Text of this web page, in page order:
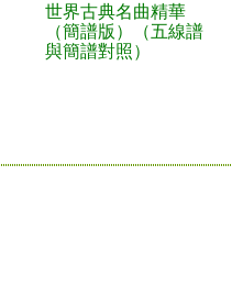
世界古典名曲精華
（簡譜版）（五線譜
與簡譜對照）